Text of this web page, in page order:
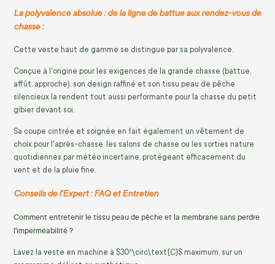
La polyvalence absolue : de la ligne de battue aux rendez-vous de
chasse :
Cette veste haut de gamme se distingue par sa polyvalence.
Conçue à l'origine pour les exigences de la grande chasse (battue,
affût, approche), son design raffiné et son tissu peau de pêche
silencieux la rendent tout aussi performante pour la chasse du petit
gibier devant soi.
Sa coupe cintrée et soignée en fait également un vêtement de
choix pour l'après-chasse, les salons de chasse ou les sorties nature
quotidiennes par météo incertaine, protégeant efficacement du
vent et de la pluie fine.
Conseils de l'Expert : FAQ et Entretien
Comment entretenir le tissu peau de pêche et la membrane sans perdre
l'imperméabilité ?
Lavez la veste en machine à $30^\circ\text{C}$ maximum, sur un